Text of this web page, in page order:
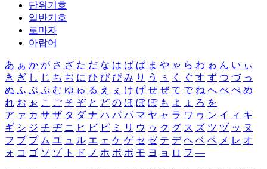
단위기호
일반기호
로마자
아랍어
あ ぁ か が さ ざ た だ な は ば ぱ ま や ゃ ら わ ゎ ん い ぃ
き ぎ し じ ち ぢ に ひ び ぴ み り う ぅ く ぐ す ず つ づ っ
ぬ ふ ぶ ぷ む ゆ ゅ る え ぇ け げ せ ぜ て で ね へ べ ぺ め
れ お ぉ こ ご そ ぞ と ど の ほ ぼ ぽ も よ ょ ろ を
ア ァ カ サ ザ タ ダ ナ ハ バ パ マ ヤ ャ ラ ワ ヮ ン イ ィ キ
ギ シ ジ チ ヂ ニ ヒ ビ ピ ミ リ ウ ゥ ク グ ス ズ ツ ヅ ッ ヌ
フ ブ プ ム ユ ュ ル エ ェ ケ ゲ セ ゼ テ デ ヘ ベ ペ メ レ オ
ォ コ ゴ ソ ゾ ト ド ノ ホ ボ ポ モ ヨ ョ ロ ヲ ―